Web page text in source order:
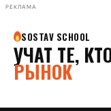
РЕКЛАМА